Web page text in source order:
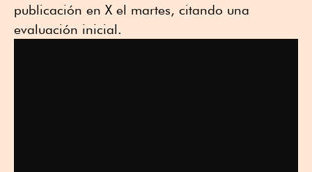
publicación en X el martes, citando una
evaluación inicial.